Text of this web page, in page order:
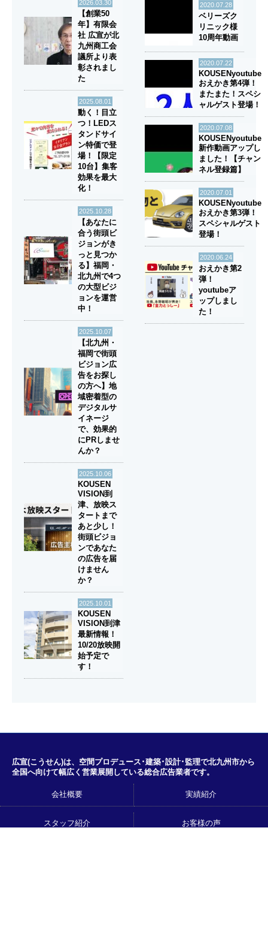
2026.03.30
【創業50
年】有限会
社 広宣が北
九州商工会
議所より表
彰されまし
た
2025.08.01
動く！目立
つ！LEDス
タンドサイ
ン特価で登
場！【限定
10台】集客
効果を最大
化！
2025.10.28
【あなたに
合う街頭ビ
ジョンがき
っと見つか
る】福岡・
北九州で4つ
の大型ビジ
ョンを運営
中！
2025.10.07
【北九州・
福岡で街頭
ビジョン広
告をお探し
の方へ】地
域密着型の
デジタルサ
イネージ
で、効果的
にPRしませ
んか？
2025.10.06
KOUSEN
VISION到
津、放映ス
タートまで
あと少し！
街頭ビジョ
ンであなた
の広告を届
けません
か？
2025.10.01
KOUSEN
VISION到津
最新情報！
10/20放映開
始予定で
す！
2020.07.28
ベリーズク
リニック様
10周年動画
2020.07.22
KOUSENyoutube
おえかき第4弾！
またまた！スペシ
ャルゲスト登場！
2020.07.08
KOUSENyoutube
新作動画アップし
ました！【チャン
ネル登録篇】
2020.07.01
KOUSENyoutube
おえかき第3弾！
スペシャルゲスト
登場！
2020.06.24
おえかき第2
弾！
youtubeア
ップしまし
た！
広宣(こうせん)は、空間プロデュース･建築･設計･監理で北九州市から
全国へ向けて幅広く営業展開している総合広告業者です。
会社概要 実績紹介
スタッフ紹介 お客様の声